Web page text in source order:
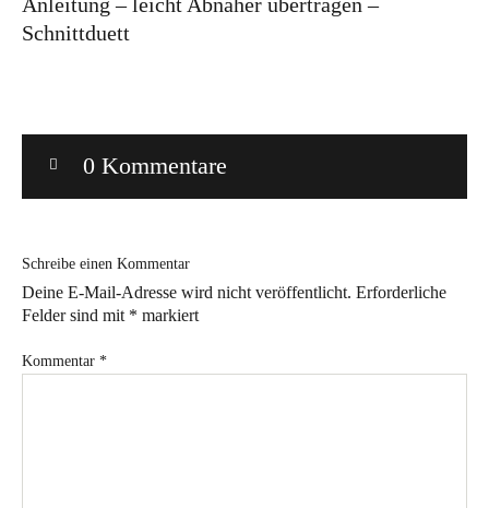
Tipps zur Schnittanpassung
Bye!
Instagram
&
Schnittduett
0 Kommentare
Schreibe einen Kommentar
Deine E-Mail-Adresse wird nicht veröffentlicht. Erforderliche
Felder sind mit * markiert
Kommentar *